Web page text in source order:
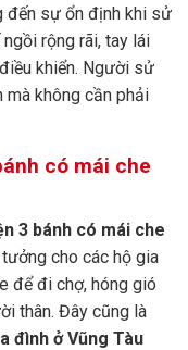
đến sự ổn định khi sử
rộng rãi, tay lái
khiển. Người sử
mà không cần phải
có mái che
3 bánh có mái che
cho các hộ gia
để đi chợ, hóng gió
thân. Đây cũng là
đình ở Vũng Tàu